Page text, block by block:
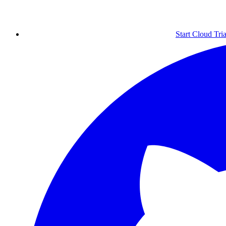
Start Cloud